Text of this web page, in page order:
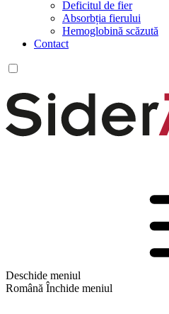
Deficitul de fier
Absorbția fierului
Hemoglobină scăzută
Contact
Deschide meniul
Română Închide meniul